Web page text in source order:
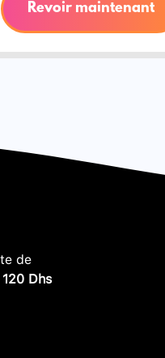
Revoir maintenant
de
120 Dhs